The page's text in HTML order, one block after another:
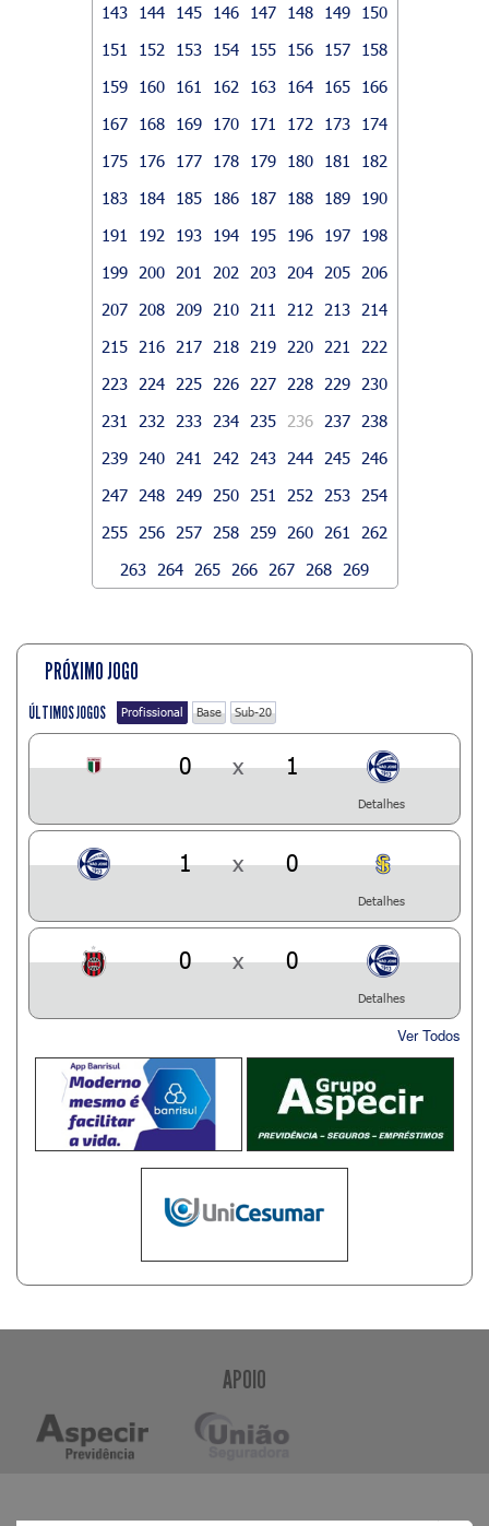
143
144 145 146 147 148 149
150
151
152 153 154 155 156 157
158
159
160 161 162 163 164 165
166
167
168 169 170 171 172 173
174
175
176 177 178 179 180 181
182
183
184 185 186 187 188 189
190
191
192 193 194 195 196 197
198
199
200 201 202 203 204 205
206
207
208 209 210 211 212 213
214
215
216 217 218 219 220 221
222
223
224 225 226 227 228 229
230
231
232 233 234 235 236 237
238
239
240 241 242 243 244 245
246
247
248 249 250 251 252 253
254
255
256 257 258 259 260 261
262
263
264 265 266 267 268 269
PRÓXIMO JOGO
ÚLTIMOS JOGOS Profissional Base Sub-20
0 x 1
Detalhes
1 x 0
Detalhes
0 x 0
Detalhes
Ver Todos
APOIO